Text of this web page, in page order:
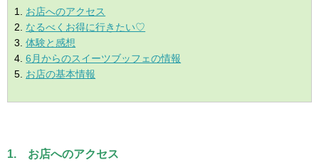
お店へのアクセス
なるべくお得に行きたい♡
体験と感想
6月からのスイーツブッフェの情報
お店の基本情報
1. お店へのアクセス